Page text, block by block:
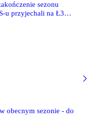
sezonu
u przyjechali na Ł3
obecnym sezonie - do